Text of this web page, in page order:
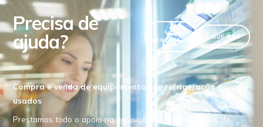
Precisa de
ajuda?
VER
CONTACTOS
LIGUE-NOS
Compra e venda de equipamentos de refrigeração novos e
usados
Prestamos todo o apoio na aquisição de equipamentos de